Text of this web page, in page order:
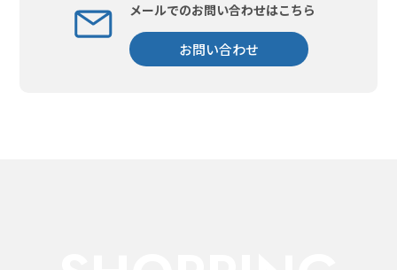
メールでのお問い合わせはこちら
お問い合わせ